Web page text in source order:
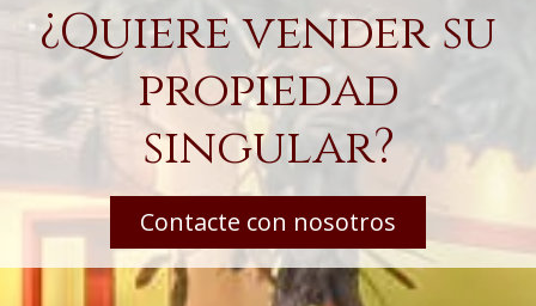
¿Quiere vender su
propiedad
singular?
Contacte con nosotros